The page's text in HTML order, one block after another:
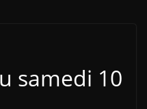
samedi 10